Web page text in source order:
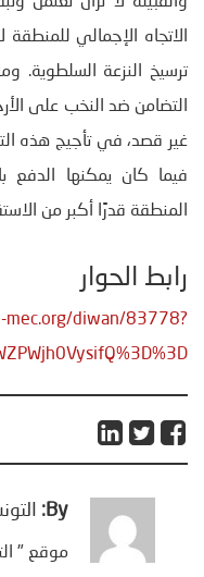
الاتجاه الإجمالي
ترسيخ النزعة السلطوية.
التضامن ضد النخب على
غير قصد، في تأجيج هذه
فيما كان يمكنها الدفع
المنطقة قدرًا أكبر من
رابط الحوار
mec.org/diwan/83778?
By:
موقع "